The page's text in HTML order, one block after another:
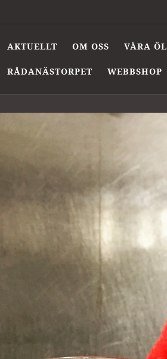
AKTUELLT OM OSS VÅRA ÖL
RÅDANÄSTORPET WEBBSHOP